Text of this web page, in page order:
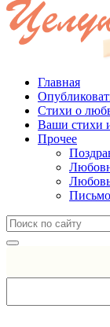
Главная
Стихи о
Ваши стихи
Прочее